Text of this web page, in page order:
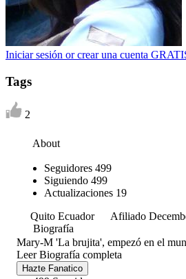
Iniciar sesión or crear una cuenta
Tags
2
About
Seguidores 499
Siguiendo 499
Actualizaciones 19
Quito Ecuador
Afiliado
Biografía
Mary-M 'La brujita', empezó en el
Leer Biografía completa
Hazte Fanatico